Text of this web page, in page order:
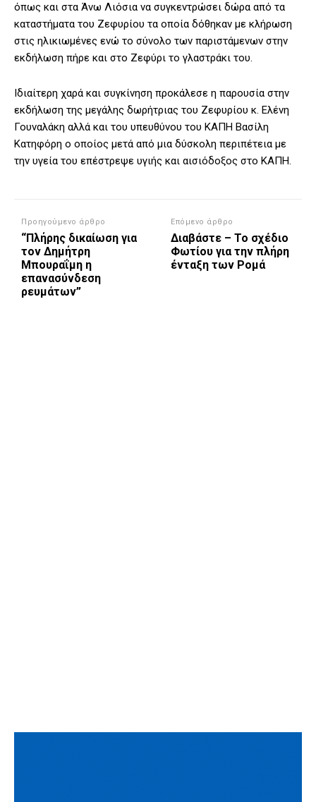
όπως και στα Άνω Λιόσια να συγκεντρώσει δώρα από τα
καταστήματα του Ζεφυρίου τα οποία δόθηκαν με κλήρωση
στις ηλικιωμένες ενώ το σύνολο των παριστάμενων στην
εκδήλωση πήρε και στο Ζεφύρι το γλαστράκι του.
Ιδιαίτερη χαρά και συγκίνηση προκάλεσε η παρουσία στην
εκδήλωση της μεγάλης δωρήτριας του Ζεφυρίου κ. Ελένη
Γουναλάκη αλλά και του υπευθύνου του ΚΑΠΗ Βασίλη
Κατηφόρη ο οποίος μετά από μια δύσκολη περιπέτεια με
την υγεία του επέστρεψε υγιής και αισιόδοξος στο ΚΑΠΗ.
Προηγούμενο άρθρο
“Πλήρης δικαίωση για
τον Δημήτρη
Μπουραΐμη η
επανασύνδεση
ρευμάτων”
Επόμενο άρθρο
Διαβάστε – Το σχέδιο
Φωτίου για την πλήρη
ένταξη των Ρομά